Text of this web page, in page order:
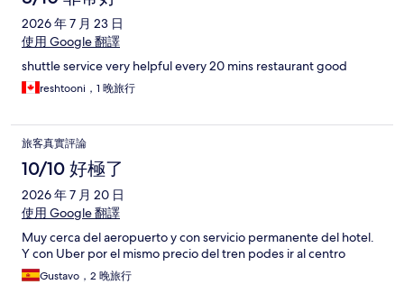
2026 年 7 月 23 日
使用 Google 翻譯
shuttle service very helpful every 20 mins restaurant good
reshtooni，1 晚旅行
旅客真實評論
10/10 好極了
2026 年 7 月 20 日
使用 Google 翻譯
Muy cerca del aeropuerto y con servicio permanente del hotel.
Y con Uber por el mismo precio del tren podes ir al centro
Gustavo，2 晚旅行